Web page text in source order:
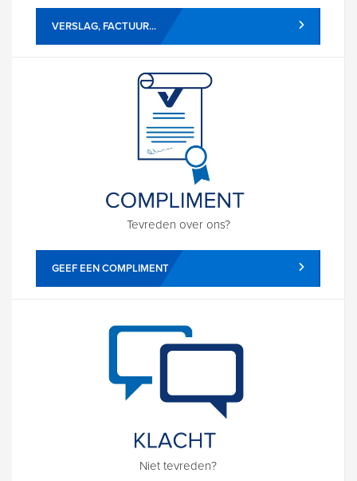
VERSLAG, FACTUUR...
Tevreden over ons?
GEEF EEN COMPLIMENT
Niet tevreden?